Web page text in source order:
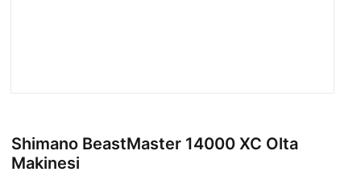
Shimano BeastMaster 14000 XC Olta
Makinesi